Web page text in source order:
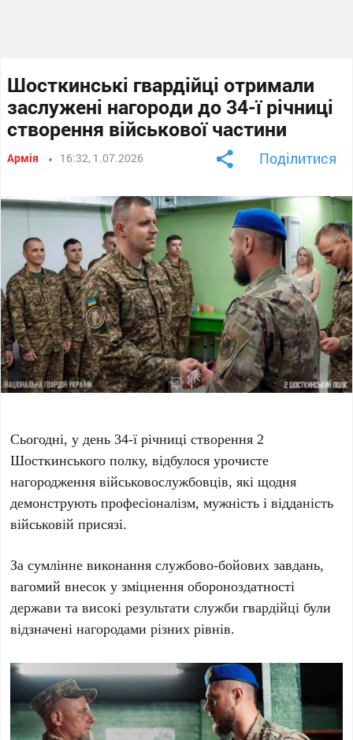
Шосткинські гвардійці отримали
заслужені нагороди до 34-ї річниці
створення військової частини
Армія 16:32, 1.07.2026 Поділитися
Сьогодні, у день 34-ї річниці створення 2
Шосткинського полку, відбулося урочисте
нагородження військовослужбовців, які щодня
демонструють професіоналізм, мужність і відданість
військовій присязі.
За сумлінне виконання службово-бойових завдань,
вагомий внесок у зміцнення обороноздатності
держави та високі результати служби гвардійці були
відзначені нагородами різних рівнів.